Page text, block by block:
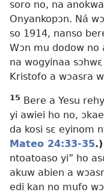
soro no, na
Onyankopɔn. Ná
so 1914, nanso
Wɔn mu dodow no
na wogyinaa
Kristofo a wɔasra
15 Bere a Yesu
yi awiei ho no,
da kosi sɛ eyinom
Mateo 24:33-35.)
ntoatoaso yi” ho
akuw abien a
edi kan no mufo